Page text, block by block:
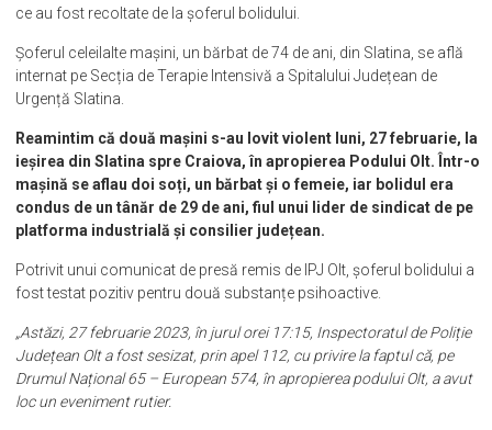
ce au fost recoltate de la șoferul bolidului.
Șoferul celeilalte mașini, un bărbat de 74 de ani, din Slatina, se află
internat pe Secția de Terapie Intensivă a Spitalului Județean de
Urgență Slatina.
Reamintim că două mașini s-au lovit violent luni, 27 februarie, la
ieșirea din Slatina spre Craiova, în apropierea Podului Olt. Într-o
mașină se aflau doi soți, un bărbat și o femeie, iar bolidul era
condus de un tânăr de 29 de ani, fiul unui lider de sindicat de pe
platforma industrială și consilier județean.
Potrivit unui comunicat de presă remis de IPJ Olt, șoferul bolidului a
fost testat pozitiv pentru două substanțe psihoactive.
„Astăzi, 27 februarie 2023, în jurul orei 17:15, Inspectoratul de Poliție
Județean Olt a fost sesizat, prin apel 112, cu privire la faptul că, pe
Drumul Național 65 – European 574, în apropierea podului Olt, a avut
loc un eveniment rutier.